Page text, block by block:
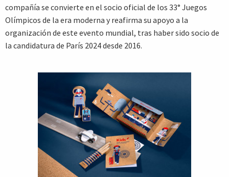
compañía se convierte en el socio oficial de los 33° Juegos
Olímpicos de la era moderna y reafirma su apoyo a la
organización de este evento mundial, tras haber sido socio de
la candidatura de París 2024 desde 2016.